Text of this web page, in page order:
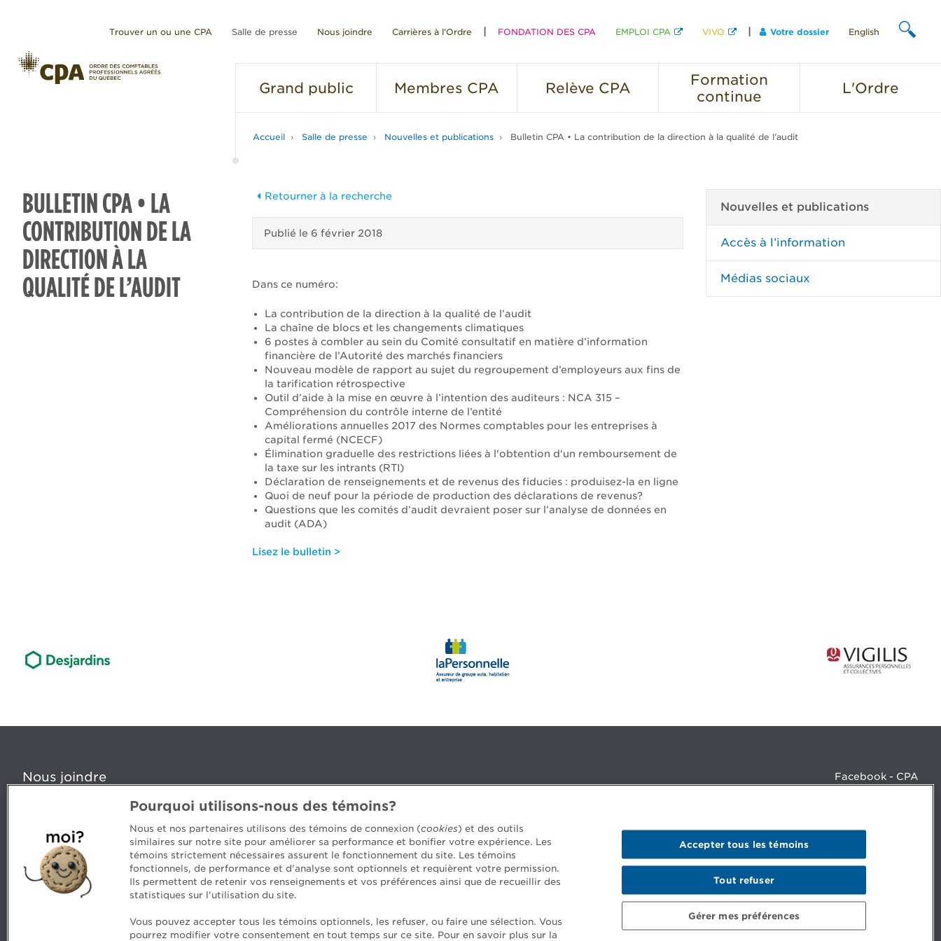
Trouver un ou une CPA Salle de presse Nous joindre Carrières à l'Ordre FONDATION DES CPA EMPLOI CPA VIVO Votre dossier English
Grand public Membres CPA Relève CPA
Formation
continue
L'Ordre
Accueil Salle de presse Nouvelles et publications Bulletin CPA • La contribution de la direction à la qualité de l’audit
BULLETIN CPA • LA
CONTRIBUTION DE LA
DIRECTION À LA
QUALITÉ DE L’AUDIT
Retourner à la recherche
Publié le 6 février 2018
Dans ce numéro:
La contribution de la direction à la qualité de l’audit
La chaîne de blocs et les changements climatiques
6 postes à combler au sein du Comité consultatif en matière d’information
financière de l’Autorité des marchés financiers
Nouveau modèle de rapport au sujet du regroupement d’employeurs aux fins de
la tarification rétrospective
Outil d’aide à la mise en œuvre à l’intention des auditeurs : NCA 315 –
Compréhension du contrôle interne de l’entité
Améliorations annuelles 2017 des Normes comptables pour les entreprises à
capital fermé (NCECF)
Élimination graduelle des restrictions liées à l'obtention d'un remboursement de
la taxe sur les intrants (RTI)
Déclaration de renseignements et de revenus des fiducies : produisez-la en ligne
Quoi de neuf pour la période de production des déclarations de revenus?
Questions que les comités d’audit devraient poser sur l’analyse de données en
audit (ADA)
Lisez le bulletin >
Nouvelles et publications
Accès à l’information
Médias sociaux
Nous joindre
5, Place Ville Marie, bureau 800, Montréal (Québec) H3B 2G2
Des questions? Faites appel à notre équipe >
Envie de mettre de l’Ordre dans votre carrière? Voyez les postes disponibles >
Facebook - CPA
LinkedIn - 20 minutes CPA
LinkedIn - Emploi CPA
Sécurité et confidentialité Conditions générales
Pourquoi utilisons-nous des témoins?
Nous et nos partenaires utilisons des témoins de connexion (cookies) et des outils
similaires sur notre site pour améliorer sa performance et bonifier votre expérience. Les
témoins strictement nécessaires assurent le fonctionnement du site. Les témoins
fonctionnels, de performance et d'analyse sont optionnels et requièrent votre permission.
Ils permettent de retenir vos renseignements et vos préférences ainsi que de recueillir des
statistiques sur l'utilisation du site.
Vous pouvez accepter tous les témoins optionnels, les refuser, ou faire une sélection. Vous
pourrez modifier votre consentement en tout temps sur ce site. Pour en savoir plus sur la
Gérer mes préférences
Tout refuser
Accepter tous les témoins